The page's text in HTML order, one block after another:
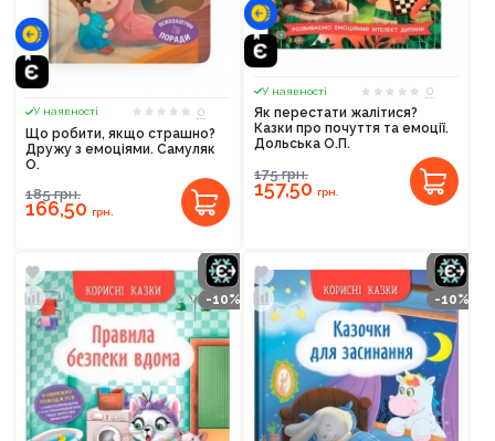
У наявності
0
Що робити, якщо страшно?
Дружу з емоціями. Самуляк
О.
185грн.
166,50 грн.
У наявності
0
Як перестати жалітися?
Казки про почуття та емоції.
Дольська О.П.
175грн.
157,50 грн.
-10% -10%